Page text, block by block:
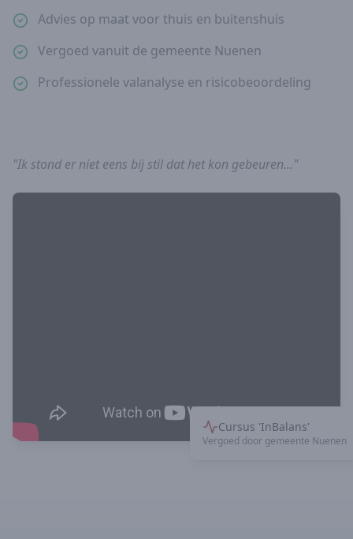
Advies op maat voor thuis en buitenshuis
Vergoed vanuit de gemeente Nuenen
Professionele valanalyse en risicobeoordeling
"Ik stond er niet eens bij stil dat het kon gebeuren..."
Cursus 'InBalans'
Vergoed door gemeente Nuenen